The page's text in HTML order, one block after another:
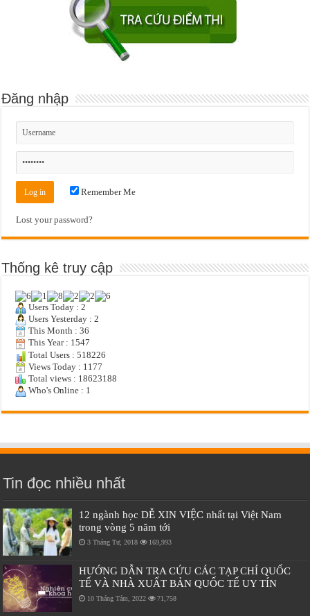
Đăng nhập
Remember Me
Lost your password?
Thống kê truy cập
Users Today : 2
Users Yesterday : 2
This Month : 36
This Year : 1547
Total Users : 518226
Views Today : 1177
Total views : 18623188
Who's Online : 1
Tin đọc nhiều nhất
12 ngành học DỄ XIN VIỆC nhất tại Việt Nam
trong vòng 5 năm tới
3 Tháng Tư, 2018 169,993
HƯỚNG DẪN TRA CỨU CÁC TẠP CHÍ QUỐC
TẾ VÀ NHÀ XUẤT BẢN QUỐC TẾ UY TÍN
10 Tháng Tám, 2022 71,758